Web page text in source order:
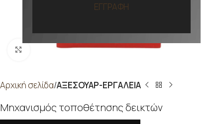
ΕΓΓΡΑΦΗ
Προβολή
Αρχική σελίδα ΑΞΕΣΟΥΑΡ-ΕΡΓΑΛΕΙΑ
Μηχανισμός τοποθέτησης δεικτών